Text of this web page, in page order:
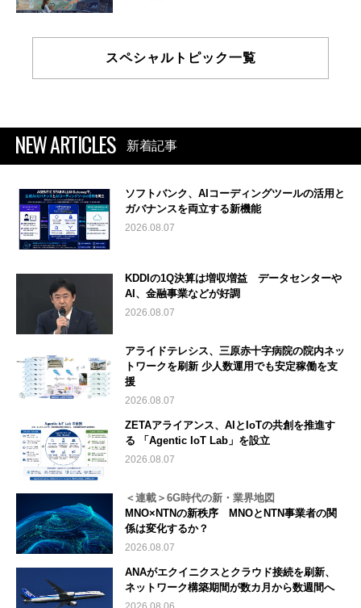
スペシャルトピック一覧
NEW ARTICLES 新着記事
ソフトバンク、AIコーディングツールの活用と
ガバナンスを両立する新機能
2026.08.07
KDDIの1Q決算は増収増益 データセンターや
AI、金融事業などが好調
2026.08.07
アライドテレシス、三原赤十字病院の院内ネッ
トワークを刷新 少人数運用でも安定稼働を支
援
2026.08.07
ZETAアライアンス、AIとIoTの共創を推進す
る 「Agentic IoT Lab」を設立
2026.08.07
＜連載＞6G時代の新・業界地図
MNO×NTNの新秩序 MNOとNTN事業者の関
係は変化するか？
2026.08.07
ANAがエクイニクスとクラウド接続を刷新、
ネットワーク構築期間が数カ月から数週間へ